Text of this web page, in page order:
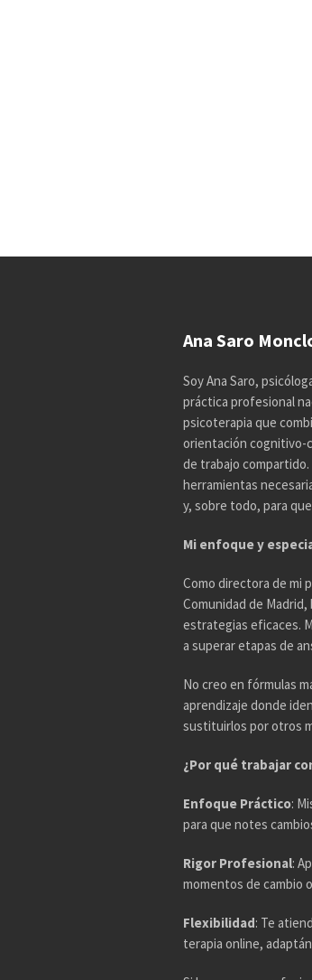
Ana Saro
Soy Ana Saro,
práctica profesional
psicoterapia que
orientación cognitivo-
de trabajo
herramientas
y, sobre todo, para
Mi enfoque y
Como directora de mi
Comunidad de
estrategias eficaces.
a superar etapas de
No creo en fórmulas
aprendizaje donde
sustituirlos por otros
¿Por qué trabajar
Enfoque Práctico:
para que notes
Rigor Profesional:
momentos de cambio
Flexibilidad: Te
terapia online,